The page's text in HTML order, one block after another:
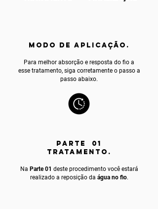
MODO DE APLICAÇÃO.
Para melhor absorção e resposta do fio a
esse tratamento, siga corretamente o passo a
passo abaixo.
PARTE 01
TRATAMENTO.
Na Parte 01 deste procedimento você estará
realizado a reposição da água no fio.